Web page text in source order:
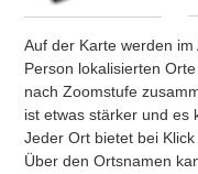
Auf der Karte werden
Person lokalisierten
nach Zoomstufe
ist etwas stärker und es
Jeder Ort bietet bei
Über den Ortsnamen